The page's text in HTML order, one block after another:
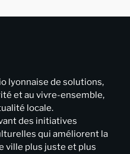
lyonnaise de solutions,
et au vivre-ensemble,
locale.
des initiatives
qui améliorent la
ville plus juste et plus